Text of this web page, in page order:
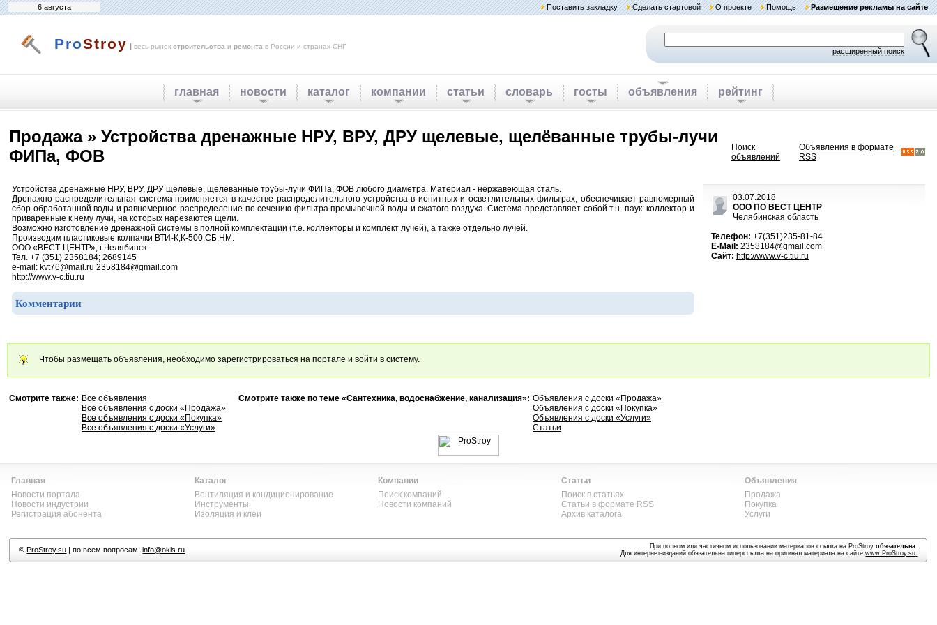
6 августа Поставить закладку Сделать стартовой О проекте Помощь Размещение рекламы на сайте
ProStroy | весь рынок строительства и ремонта в России и странах СНГ
расширенный поиск
главная новости каталог компании статьи словарь госты объявления рейтинг
Продажа » Устройства дренажные НРУ, ВРУ, ДРУ щелевые, щелёванные трубы-лучи
ФИПа, ФОВ
Поиск
объявлений
Объявления в формате
RSS
Устройства дренажные НРУ, ВРУ, ДРУ щелевые, щелёванные трубы-лучи ФИПа, ФОВ любого диаметра. Материал - нержавеющая сталь.
Дренажно распределительная система применяется в качестве распределительного устройства в ионитных и осветлительных фильтрах, обеспечивает равномерный
сбор обработанной воды и равномерное распределение по сечению фильтра промывочной воды и сжатого воздуха. Система представляет собой т.н. паук: коллектор и
приваренные к нему лучи, на которых нарезаются щели.
Возможно изготовление дренажной системы в полной комплектации (т.е. коллекторы и комплект лучей), а также отдельно лучей.
Производим пластиковые колпачки ВТИ-К,К-500,СБ,НМ.
ООО «ВЕСТ-ЦЕНТР», г.Челябинск
Тел. +7 (351) 2358184; 2689145
e-mail: kvt76@mail.ru 2358184@gmail.com
http://www.v-c.tiu.ru
Комментарии
03.07.2018
ООО ПО ВЕСТ ЦЕНТР
Челябинская область
Телефон: +7(351)235-81-84
E-Mail: 2358184@gmail.com
Сайт: http://www.v-c.tiu.ru
Чтобы размещать объявления, необходимо зарегистрироваться на портале и войти в систему.
Смотрите также: Все объявления
Все объявления с доски «Продажа»
Все объявления с доски «Покупка»
Все объявления с доски «Услуги»
Смотрите также по теме «Сантехника, водоснабжение, канализация»: Объявления с доски «Продажа»
Объявления с доски «Покупка»
Объявления с доски «Услуги»
Статьи
Главная
Новости портала
Новости индустрии
Регистрация абонента
Каталог
Вентиляция и кондиционирование
Инструменты
Изоляция и клеи
Компании
Поиск компаний
Новости компаний
Статьи
Поиск в статьях
Статьи в формате RSS
Архив каталога
Объявления
Продажа
Покупка
Услуги
©ProStroy.su | по всем вопросам:info@okis.ru При полном или частичном использовании материалов ссылка на ProStroyобязательна.
Для интернет-изданий обязательна гиперссылка на оригинал материала на сайтеwww.ProStroy.su.